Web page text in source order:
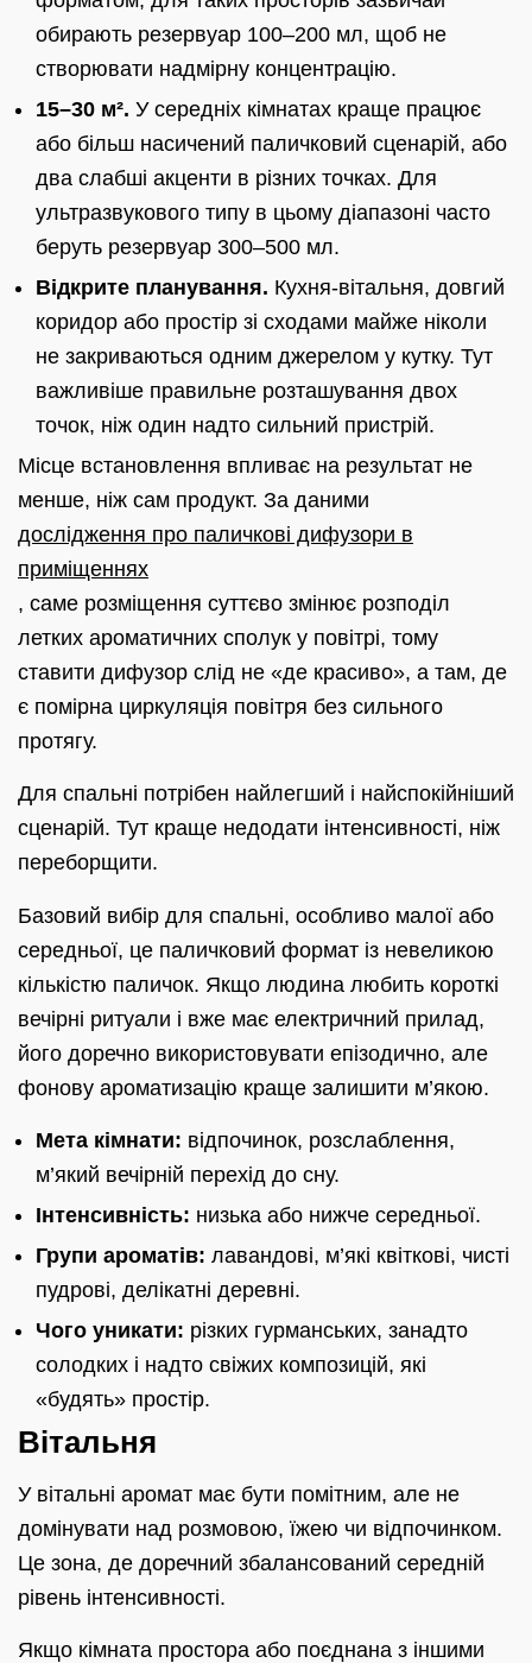
обирають резервуар 100–200 мл, щоб не
створювати надмірну концентрацію.
15–30 м². У середніх кімнатах краще працює
або більш насичений паличковий сценарій, або
два слабші акценти в різних точках. Для
ультразвукового типу в цьому діапазоні часто
беруть резервуар 300–500 мл.
Відкрите планування. Кухня-вітальня, довгий
коридор або простір зі сходами майже ніколи
не закриваються одним джерелом у кутку. Тут
важливіше правильне розташування двох
точок, ніж один надто сильний пристрій.
Місце встановлення впливає на результат не
менше, ніж сам продукт. За даними
дослідження про паличкові дифузори в
приміщеннях
, саме розміщення суттєво змінює розподіл
летких ароматичних сполук у повітрі, тому
ставити дифузор слід не «де красиво», а там, де
є помірна циркуляція повітря без сильного
протягу.
Для спальні потрібен найлегший і найспокійніший
сценарій. Тут краще недодати інтенсивності, ніж
переборщити.
Базовий вибір для спальні, особливо малої або
середньої, це паличковий формат із невеликою
кількістю паличок. Якщо людина любить короткі
вечірні ритуали і вже має електричний прилад,
його доречно використовувати епізодично, але
фонову ароматизацію краще залишити м’якою.
Мета кімнати: відпочинок, розслаблення,
м’який вечірній перехід до сну.
Інтенсивність: низька або нижче середньої.
Групи ароматів: лавандові, м’які квіткові, чисті
пудрові, делікатні деревні.
Чого уникати: різких гурманських, занадто
солодких і надто свіжих композицій, які
«будять» простір.
Вітальня
У вітальні аромат має бути помітним, але не
домінувати над розмовою, їжею чи відпочинком.
Це зона, де доречний збалансований середній
рівень інтенсивності.
Якщо кімната простора або поєднана з іншими